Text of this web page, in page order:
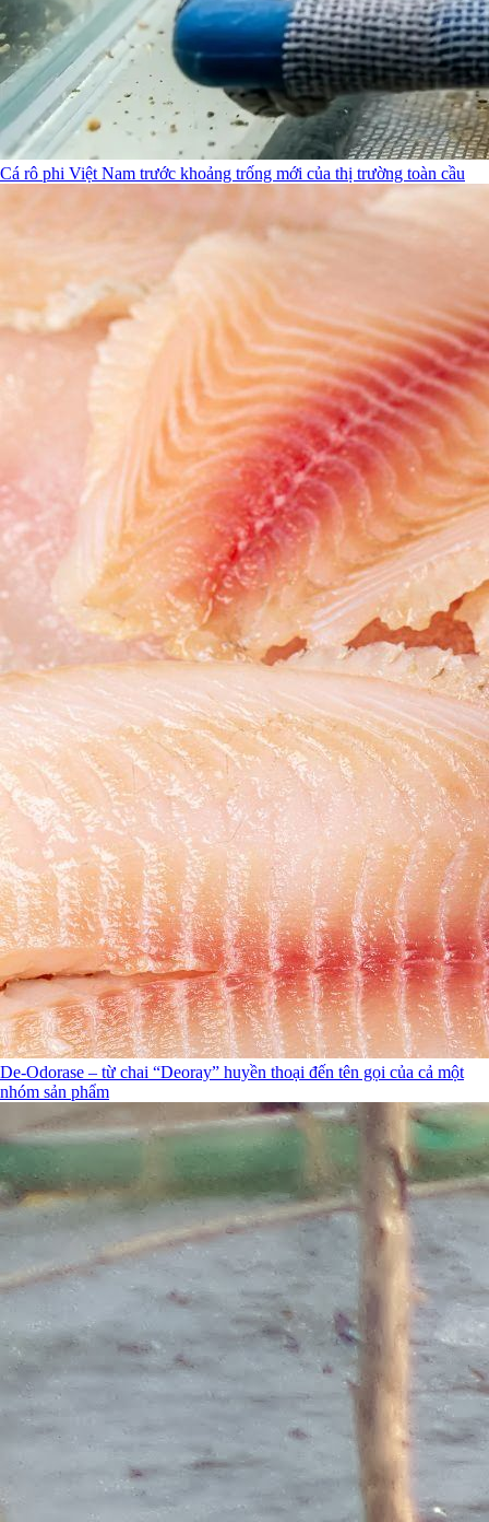
Cá rô phi Việt Nam trước khoảng trống mới của thị trường toàn cầu
De-Odorase – từ chai “Deoray” huyền thoại đến tên gọi của cả một
nhóm sản phẩm